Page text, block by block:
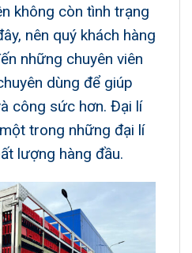
không còn tình trạng
nên quý khách hàng
những chuyên viên
dùng để giúp
công sức hơn. Đại lí
trong những đại lí
lượng hàng đầu.